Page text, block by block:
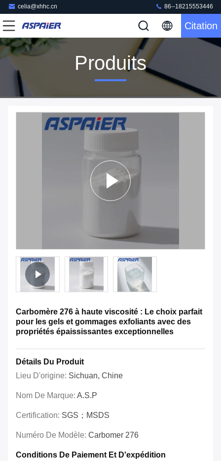
celia@xhhc.cn 86--18215553446
Citation
Produits
Carbomère 276 à haute viscosité : Le choix parfait
pour les gels et gommages exfoliants avec des
propriétés épaississantes exceptionnelles
Détails Du Produit
Lieu D'origine: Sichuan, Chine
Nom De Marque: A.S.P
Certification: SGS；MSDS
Numéro De Modèle: Carbomer 276
Conditions De Paiement Et D'expédition